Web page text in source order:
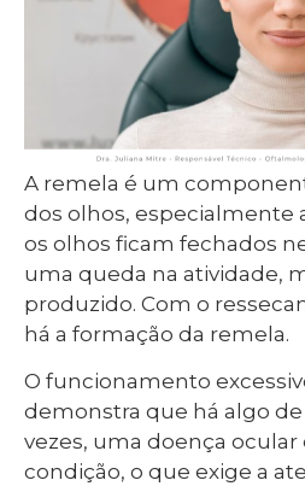
A remela é um
dos olhos, especialmente
os olhos ficam fechados
uma queda na atividade,
produzido. Com o
há a formação da remela.
O funcionamento
demonstra que há algo de
vezes, uma doença ocular
condição, o que exige a